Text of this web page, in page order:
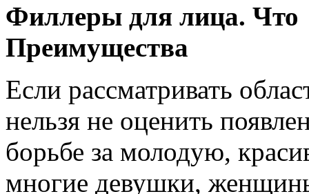
Филлеры для лица. Что
Преимущества
Если рассматривать
нельзя не оценить
борьбе за молодую,
многие девушки,